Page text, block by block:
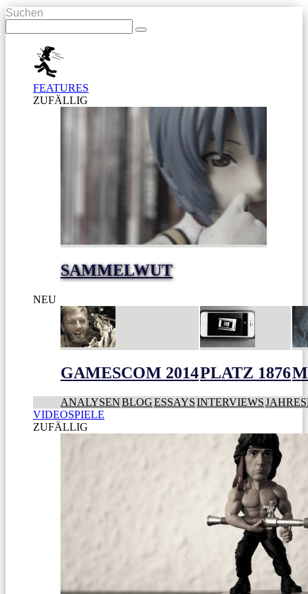
Suchen
FEATURES
ZUFÄLLIG
SAMMELWUT
NEU
GAMESCOM 2014PLATZ 1876
ANALYSENBLOGESSAYSINTERVIEWS
VIDEOSPIELE
ZUFÄLLIG